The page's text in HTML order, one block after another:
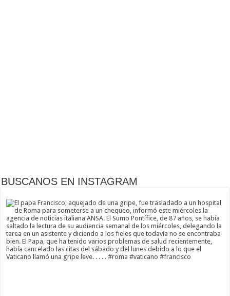
BUSCANOS EN INSTAGRAM